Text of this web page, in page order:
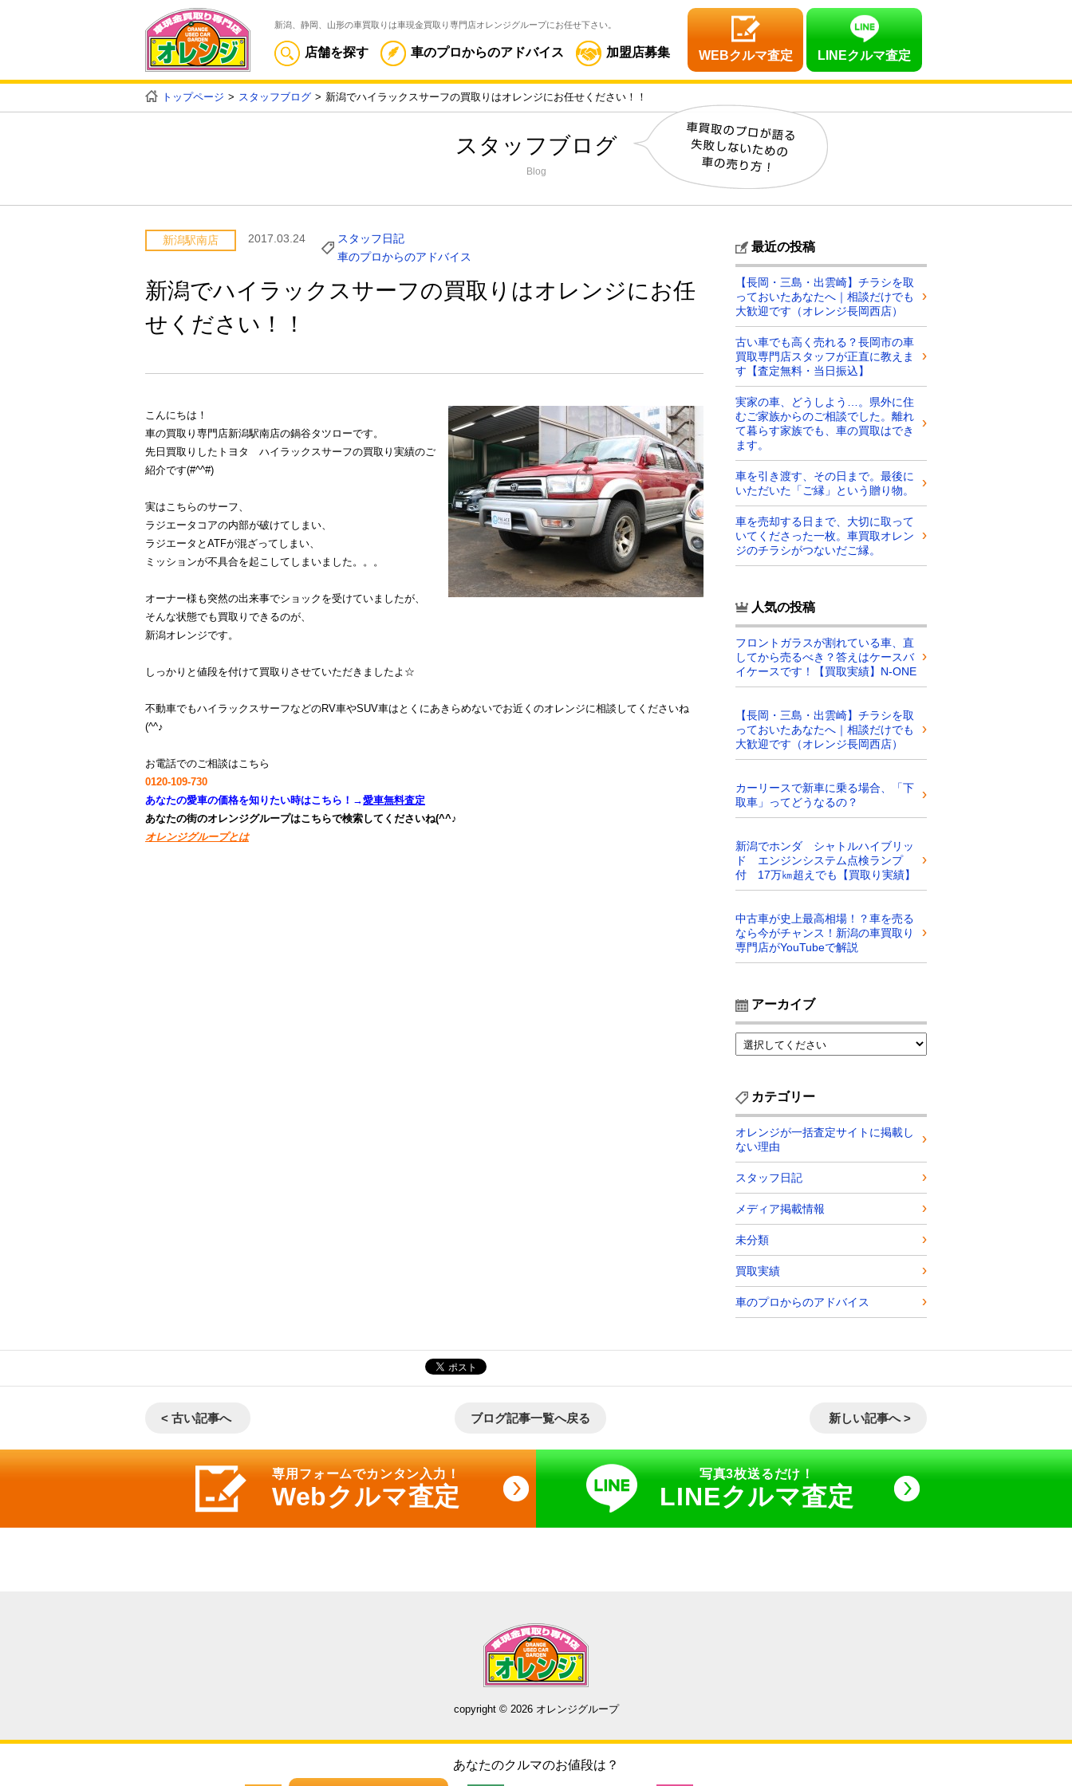
新潟、静岡、山形の車買取りは車現金買取り専門店オレンジグループにお任せ下さい。
店舗を探す 車のプロからのアドバイス 加盟店募集 WEBクルマ査定 LINEクルマ査定
トップページ スタッフブログ 新潟でハイラックスサーフの買取りはオレンジにお任せください！！
スタッフブログ
Blog
新潟駅南店 2017.03.24
スタッフ日記
車のプロからのアドバイス
新潟でハイラックスサーフの買取りはオレンジにお任
せください！！
こんにちは！
車の買取り専門店新潟駅南店の鍋谷タツローです。
先日買取りしたトヨタ ハイラックスサーフの買取り実績のご
紹介です(#^^#)
実はこちらのサーフ、
ラジエータコアの内部が破けてしまい、
ラジエータとATFが混ざってしまい、
ミッションが不具合を起こしてしまいました。。。
オーナー様も突然の出来事でショックを受けていましたが、
そんな状態でも買取りできるのが、
新潟オレンジです。
しっかりと値段を付けて買取りさせていただきましたよ☆
不動車でもハイラックスサーフなどのRV車やSUV車はとくにあきらめないでお近くのオレンジに相談してくださいね
(^^♪
お電話でのご相談はこちら
0120-109-730
あなたの愛車の価格を知りたい時はこちら！→愛車無料査定
あなたの街のオレンジグループはこちらで検索してくださいね(^^♪
オレンジグループとは
最近の投稿
【長岡・三島・出雲崎】チラシを取
っておいたあなたへ｜相談だけでも
大歓迎です（オレンジ長岡西店）
古い車でも高く売れる？長岡市の車
買取専門店スタッフが正直に教えま
す【査定無料・当日振込】
実家の車、どうしよう…。県外に住
むご家族からのご相談でした。離れ
て暮らす家族でも、車の買取はでき
ます。
車を引き渡す、その日まで。最後に
いただいた「ご縁」という贈り物。
車を売却する日まで、大切に取って
いてくださった一枚。車買取オレン
ジのチラシがつないだご縁。
人気の投稿
フロントガラスが割れている車、直
してから売るべき？答えはケースバ
イケースです！【買取実績】N-ONE
【長岡・三島・出雲崎】チラシを取
っておいたあなたへ｜相談だけでも
大歓迎です（オレンジ長岡西店）
カーリースで新車に乗る場合、「下
取車」ってどうなるの？
新潟でホンダ シャトルハイブリッ
ド エンジンシステム点検ランプ
付 17万㎞超えでも【買取り実績】
中古車が史上最高相場！？車を売る
なら今がチャンス！新潟の車買取り
専門店がYouTubeで解説
アーカイブ
カテゴリー
オレンジが一括査定サイトに掲載し
ない理由
スタッフ日記
メディア掲載情報
未分類
買取実績
車のプロからのアドバイス
< 古い記事へ ブログ記事一覧へ戻る 新しい記事へ >
専用フォームでカンタン入力！
Webクルマ査定
写真3枚送るだけ！
LINEクルマ査定
copyright © 2026 オレンジグループ
あなたのクルマのお値段は？